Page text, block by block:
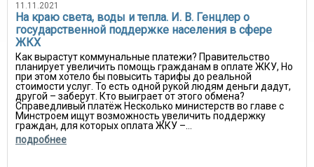
11.11.2021
На краю света, воды и тепла. И. В. Генцлер о
государственной поддержке населения в сфере
ЖКХ
Как вырастут коммунальные платежи? Правительство
планирует увеличить помощь гражданам в оплате ЖКУ, Но
при этом хотело бы повысить тарифы до реальной
стоимости услуг. То есть одной рукой людям деньги дадут,
другой – заберут. Кто выиграет от этого обмена?
Справедливый платёж Несколько министерств во главе с
Минстроем ищут возможность увеличить поддержку
граждан, для которых оплата ЖКУ –...
подробнее